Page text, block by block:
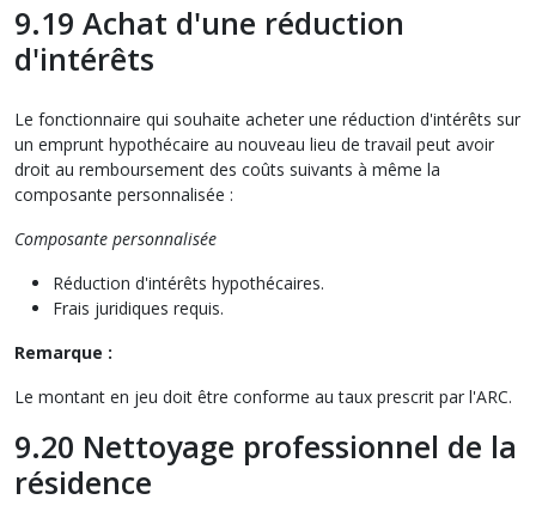
9.19 Achat d'une réduction
d'intérêts
Le fonctionnaire qui souhaite acheter une réduction d'intérêts sur
un emprunt hypothécaire au nouveau lieu de travail peut avoir
droit au remboursement des coûts suivants à même la
composante personnalisée :
Composante personnalisée
Réduction d'intérêts hypothécaires.
Frais juridiques requis.
Remarque :
Le montant en jeu doit être conforme au taux prescrit par l'ARC.
9.20 Nettoyage professionnel de la
résidence